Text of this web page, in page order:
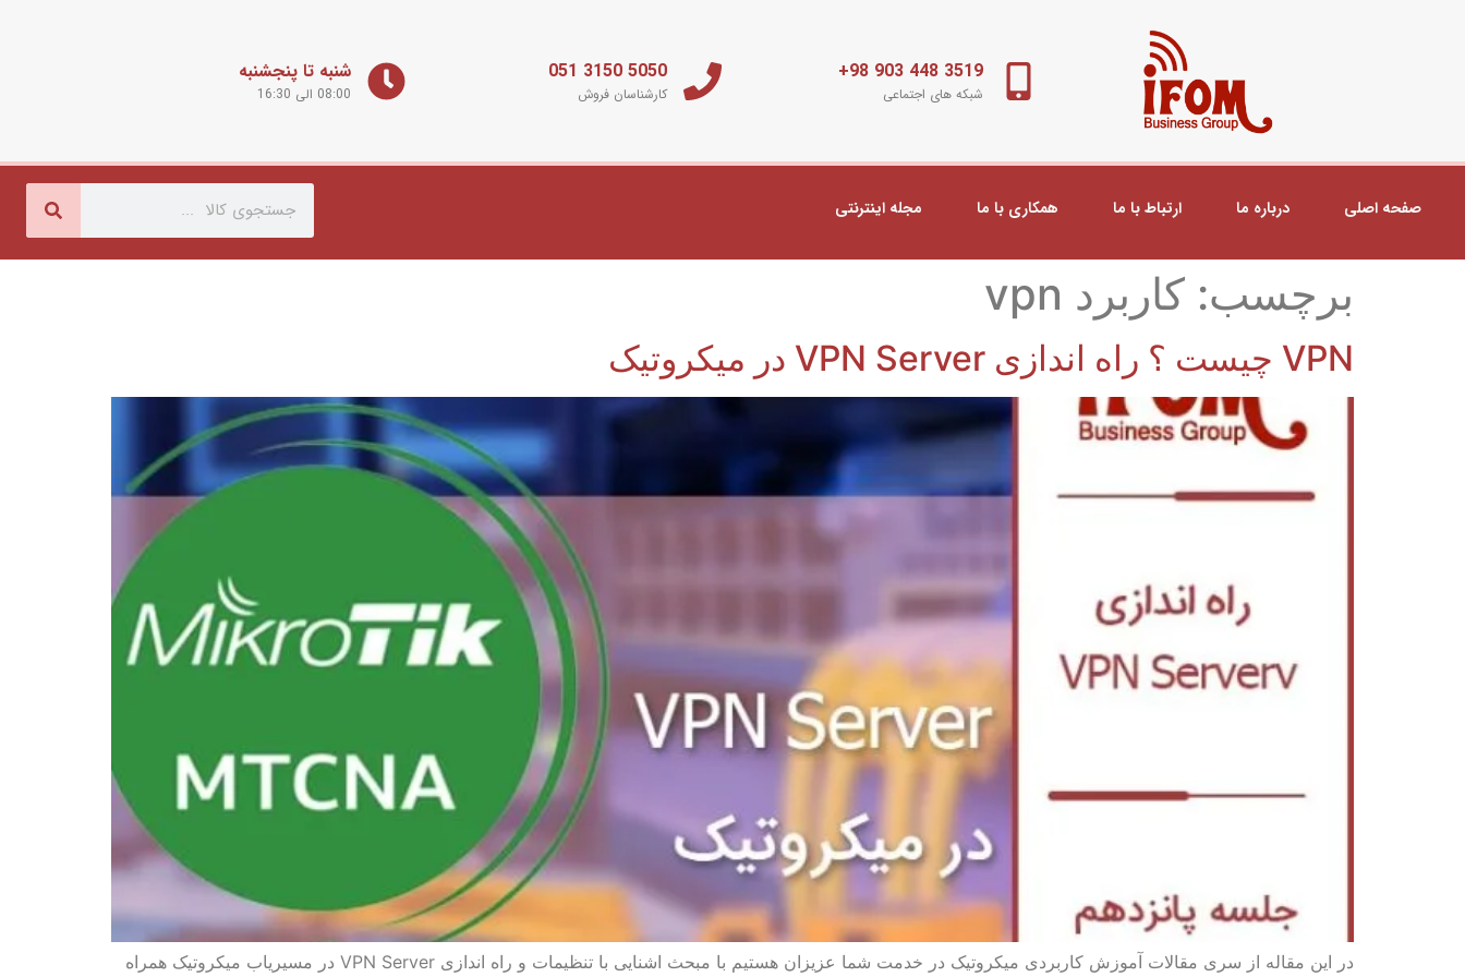
3519 448 903 98+
شبکه های اجتماعی
5050 3150 051
کارشناسان فروش
شنبه تا پنجشنبه
08:00 الی 16:30
صفحه اصلی درباره ما ارتباط با ما همکاری با ما مجله اینترنتی
برچسب: کاربرد vpn
VPN چیست ؟ راه اندازی VPN Server در میکروتیک
در این مقاله از سری مقالات آموزش کاربردی میکروتیک در خدمت شما عزیزان هستیم با مبحث اشنایی با تنظیمات و راه اندازی VPN Server در مسیریاب میکروتیک همراه